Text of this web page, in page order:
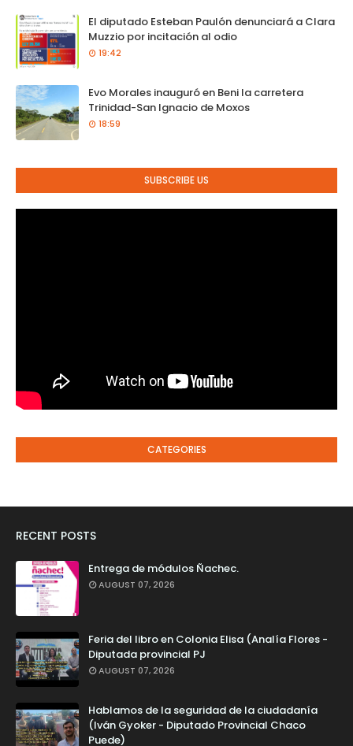
El diputado Esteban Paulón denunciará a Clara
Muzzio por incitación al odio
19:42
Evo Morales inauguró en Beni la carretera
Trinidad-San Ignacio de Moxos
18:59
SUBSCRIBE US
CATEGORIES
RECENT POSTS
Entrega de módulos Ñachec.
AUGUST 07, 2026
Feria del libro en Colonia Elisa (Analía Flores -
Diputada provincial PJ
AUGUST 07, 2026
Hablamos de la seguridad de la ciudadanía
(Iván Gyoker - Diputado Provincial Chaco
Puede)